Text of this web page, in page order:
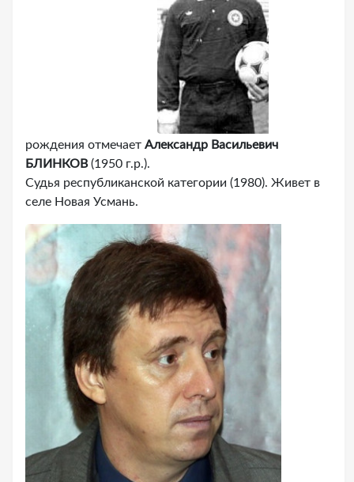
рождения отмечает Александр Васильевич
БЛИНКОВ(1950 г.р.).
Судья республиканской категории (1980). Живет в
селе Новая Усмань.